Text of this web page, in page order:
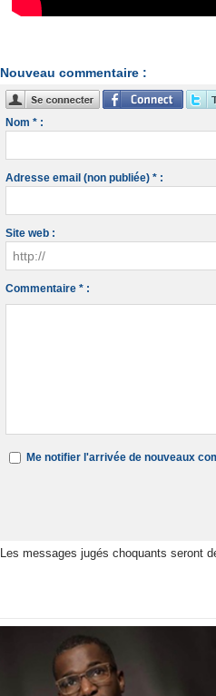
Nouveau commentaire :
Nom * :
Adresse email (non publiée) * :
Site web :
Commentaire * :
Me notifier l'arrivée de nouveaux
Les messages jugés choquants seront